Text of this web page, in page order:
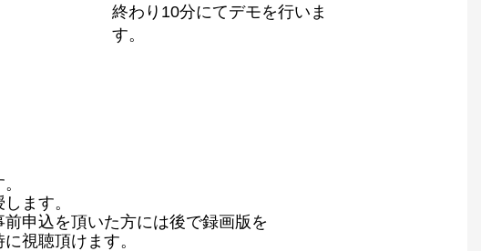
終わり10分にてデモを行いま
す。
ます。
申込を頂いた方には後で録画版を
視聴頂けます。